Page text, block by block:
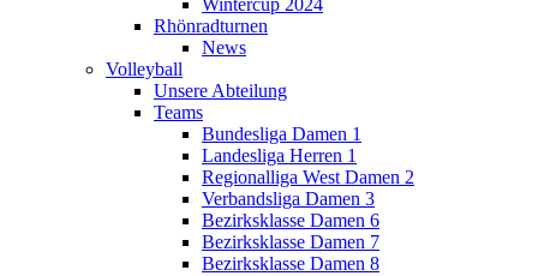
Rhönradturnen
News
Volleyball
Unsere Abteilung
Teams
Bundesliga Damen 1
Landesliga Herren 1
Regionalliga West Damen 2
Verbandsliga Damen 3
Bezirksklasse Damen 6
Bezirksklasse Damen 7
Bezirksklasse Damen 8